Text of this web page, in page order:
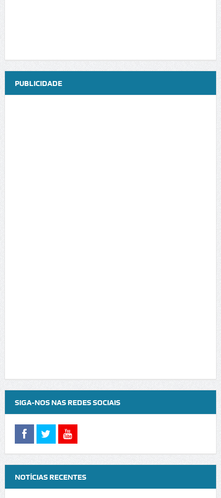
PUBLICIDADE
SIGA-NOS NAS REDES SOCIAIS
NOTÍCIAS RECENTES